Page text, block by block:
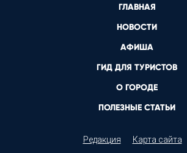
ГЛАВНАЯ
НОВОСТИ
АФИША
ГИД ДЛЯ ТУРИСТОВ
О ГОРОДЕ
ПОЛЕЗНЫЕ СТАТЬИ
Редакция Карта сайта